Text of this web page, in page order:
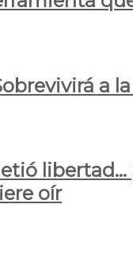
a
libertad…
oír